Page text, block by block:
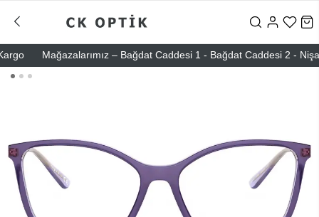
Mağazalarımız – Bağdat Caddesi 1 - Bağdat Caddesi 2 -